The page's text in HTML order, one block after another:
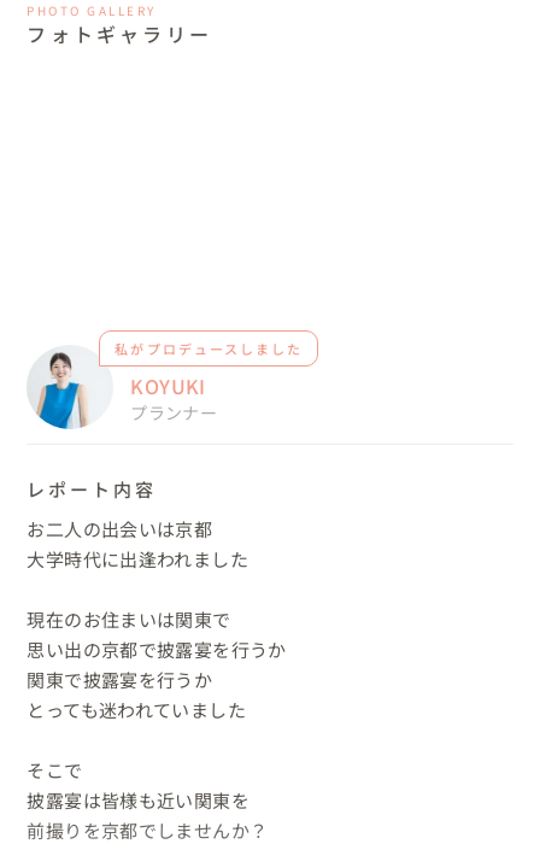
PHOTO GALLERY
フォトギャラリー
私がプロデュースしました
KOYUKI
プランナー
レポート内容
お二人の出会いは京都
大学時代に出逢われました
現在のお住まいは関東で
思い出の京都で披露宴を行うか
関東で披露宴を行うか
とっても迷われていました
そこで
披露宴は皆様も近い関東を
前撮りを京都でしませんか？